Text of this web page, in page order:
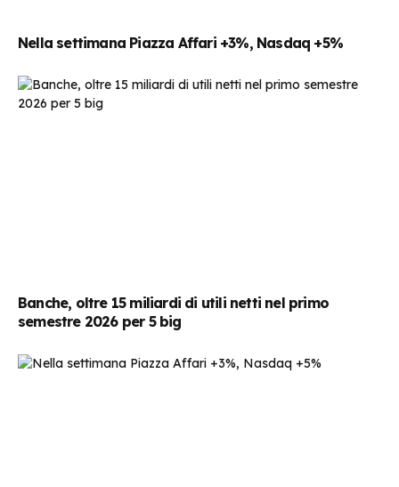
Nella settimana Piazza Affari +3%, Nasdaq +5%
Banche, oltre 15 miliardi di utili netti nel primo
semestre 2026 per 5 big